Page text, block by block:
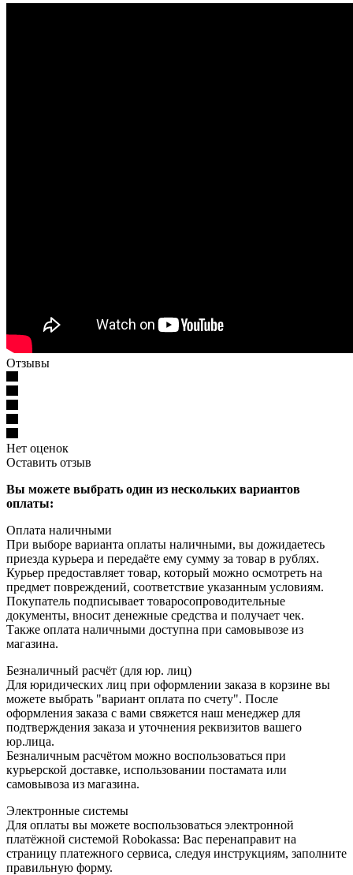
Отзывы
Нет оценок
Оставить отзыв
Вы можете выбрать один из нескольких вариантов
оплаты:
Оплата наличными
При выборе варианта оплаты наличными, вы дожидаетесь
приезда курьера и передаёте ему сумму за товар в рублях.
Курьер предоставляет товар, который можно осмотреть на
предмет повреждений, соответствие указанным условиям.
Покупатель подписывает товаросопроводительные
документы, вносит денежные средства и получает чек.
Также оплата наличными доступна при самовывозе из
магазина.
Безналичный расчёт (для юр. лиц)
Для юридических лиц при оформлении заказа в корзине вы
можете выбрать "вариант оплата по счету". После
оформления заказа с вами свяжется наш менеджер для
подтверждения заказа и уточнения реквизитов вашего
юр.лица.
Безналичным расчётом можно воспользоваться при
курьерской доставке, использовании постамата или
самовывоза из магазина.
Электронные системы
Для оплаты вы можете воспользоваться электронной
платёжной системой Robokassa: Вас перенаправит на
страницу платежного сервиса, следуя инструкциям, заполните
правильную форму.